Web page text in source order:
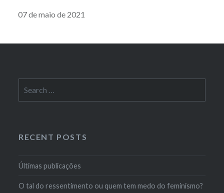
07 de maio de 2021
for:
RECENT POSTS
Últimas publicações
O tal do ressentimento ou quem tem medo do feminismo?